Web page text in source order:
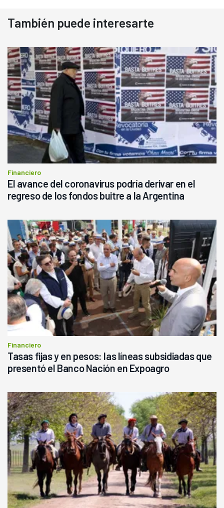
También puede interesarte
Financiero
El avance del coronavirus podría derivar en el
regreso de los fondos buitre a la Argentina
Financiero
Tasas fijas y en pesos: las líneas subsidiadas que
presentó el Banco Nación en Expoagro